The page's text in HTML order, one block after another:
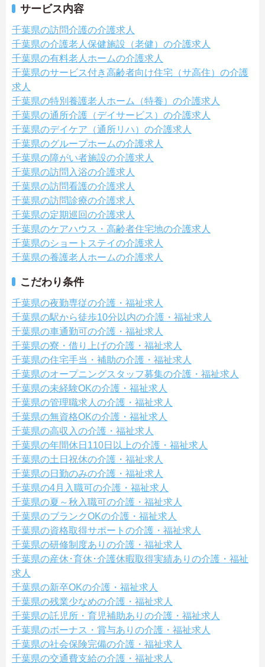
サービス内容
千葉県の訪問介護の介護求人
千葉県の介護老人保健施設（老健）の介護求人
千葉県の有料老人ホームの介護求人
千葉県のサービス付き高齢者向け住宅（サ高住）の介護
求人
千葉県の特別養護老人ホーム（特養）の介護求人
千葉県の通所介護（デイサービス）の介護求人
千葉県のデイケア（通所リハ）の介護求人
千葉県のグループホームの介護求人
千葉県の障がい者施設の介護求人
千葉県の訪問入浴の介護求人
千葉県の訪問看護の介護求人
千葉県の訪問診療の介護求人
千葉県の定期巡回の介護求人
千葉県のケアハウス・高齢者住宅地の介護求人
千葉県のショートステイの介護求人
千葉県の養護老人ホームの介護求人
こだわり条件
千葉県の夜勤専従の介護・福祉求人
千葉県の駅から徒歩10分以内の介護・福祉求人
千葉県の車通勤可の介護・福祉求人
千葉県の寮・借り上げの介護・福祉求人
千葉県の住宅手当・補助の介護・福祉求人
千葉県のオープニングスタッフ募集の介護・福祉求人
千葉県の未経験OKの介護・福祉求人
千葉県の管理職求人の介護・福祉求人
千葉県の無資格OKの介護・福祉求人
千葉県の高収入の介護・福祉求人
千葉県の年間休日110日以上の介護・福祉求人
千葉県の土日祝休の介護・福祉求人
千葉県の日勤のみの介護・福祉求人
千葉県の4月入職可の介護・福祉求人
千葉県の夏～秋入職可の介護・福祉求人
千葉県のブランクOKの介護・福祉求人
千葉県の資格取得サポートの介護・福祉求人
千葉県の研修制度ありの介護・福祉求人
千葉県の産休･育休･介護休暇取得実績ありの介護・福祉
求人
千葉県の新卒OKの介護・福祉求人
千葉県の残業少なめの介護・福祉求人
千葉県の託児所・育児補助ありの介護・福祉求人
千葉県のボーナス・賞与ありの介護・福祉求人
千葉県の社会保険完備の介護・福祉求人
千葉県の交通費支給の介護・福祉求人